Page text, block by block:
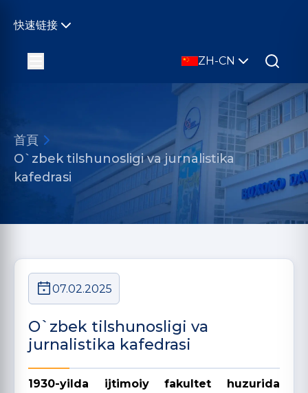
快速链接
ZH-CN
首頁
O`zbek tilshunosligi va jurnalistika
kafedrasi
07.02.2025
O`zbek tilshunosligi va
jurnalistika kafedrasi
1930-yilda ijtimoiy fakultet huzurida